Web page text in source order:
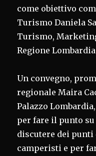
come obiettivo
Turismo Daniela
Turismo,
Regione
Un convegno,
regionale Maira
Palazzo
per fare il punto su
discutere dei punti
camperisti e per